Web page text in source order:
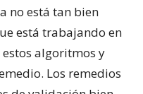
no está tan bien
está trabajando en
algoritmos y
Los remedios